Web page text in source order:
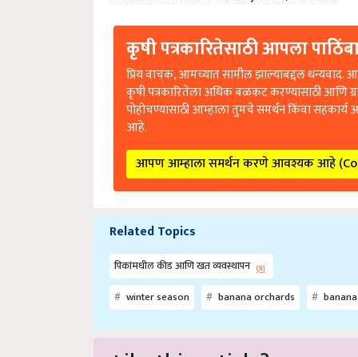
कृषी पत्रकारितेसाठी आपला
प्रिय वाचक, आमच्यात सामील झाल्याबद्दल धन्यवाद.
कृषी पत्रकारितेला अधिक बळकट करण्यासाठी आणि
पोहोचण्यासाठी आम्हाला तुमचे समर्थन किंवा
आहे.
आपण आम्हाला समर्थन करणे आवश्यक आहे
Related Topics
पिकांमधील कीड आणि खत व्यवस्थापन
winter season
banana orchards banana